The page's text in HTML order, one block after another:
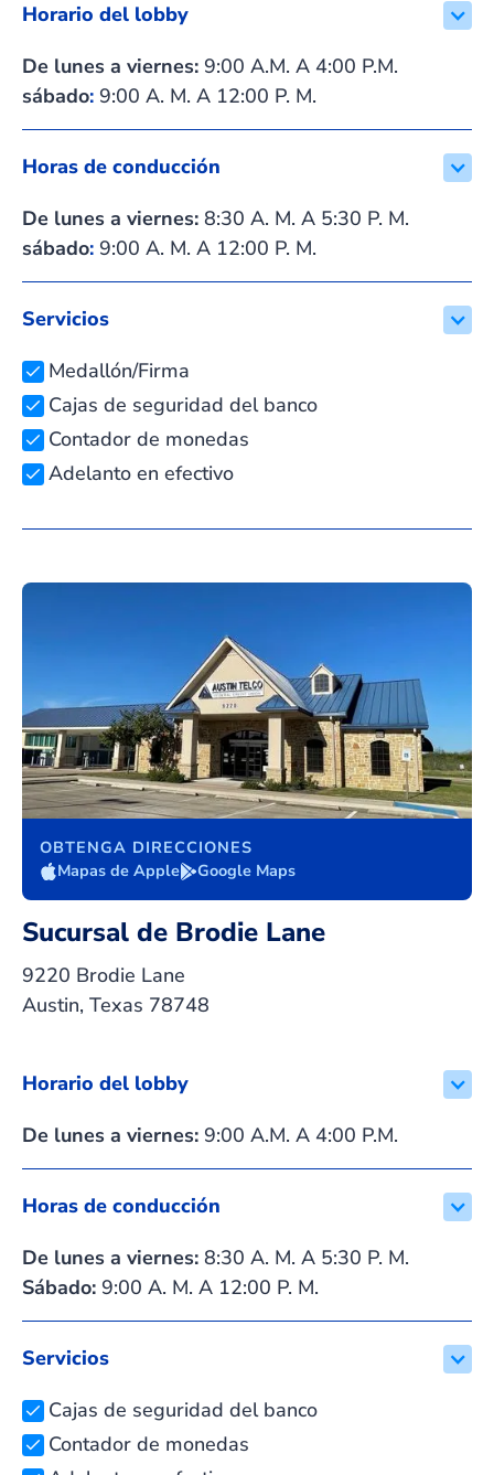
Horario del lobby
De lunes a viernes: 9:00 A.M. A 4:00 P.M.
sábado: 9:00 A. M. A 12:00 P. M.
Horas de conducción
De lunes a viernes: 8:30 A. M. A 5:30 P. M.
sábado: 9:00 A. M. A 12:00 P. M.
Servicios
Medallón/Firma
Cajas de seguridad del banco
Contador de monedas
Adelanto en efectivo
OBTENGA DIRECCIONES
Mapas de Apple
Google Maps
Sucursal de Brodie Lane
9220 Brodie Lane
Austin, Texas 78748
Horario del lobby
De lunes a viernes: 9:00 A.M. A 4:00 P.M.
Horas de conducción
De lunes a viernes: 8:30 A. M. A 5:30 P. M.
Sábado: 9:00 A. M. A 12:00 P. M.
Servicios
Cajas de seguridad del banco
Contador de monedas